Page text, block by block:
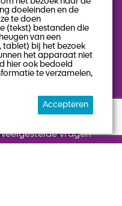
Over Jobz-on
Contact
Keek op de week
Actueel
Geschiedenis
Veelgestelde vragen
doeleinden en de
te doen
(tekst) bestanden die
van een
bij het bezoek
het apparaat niet
hier ook bedoeld
te verzamelen,
Accepteren